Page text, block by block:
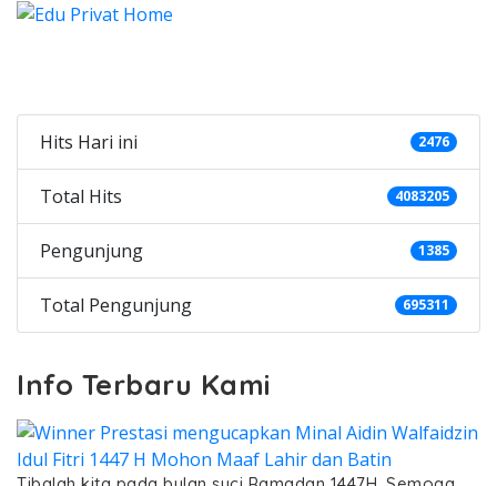
Hits Hari ini 2476
Total Hits 4083205
Pengunjung 1385
Total Pengunjung 695311
Info Terbaru Kami